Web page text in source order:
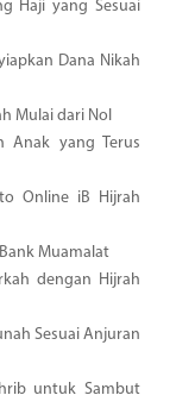
Haji yang Sesuai
Dana Nikah
Mulai dari Nol
Anak yang Terus
Online iB Hijrah
Muamalat
dengan Hijrah
Sesuai Anjuran
untuk Sambut